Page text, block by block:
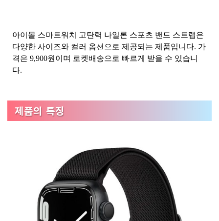
아이몰 스마트워치 고탄력 나일론 스포츠 밴드 스트랩은
다양한 사이즈와 컬러 옵션으로 제공되는 제품입니다. 가
격은 9,900원이며 로켓배송으로 빠르게 받을 수 있습니
다.
제품의 특징